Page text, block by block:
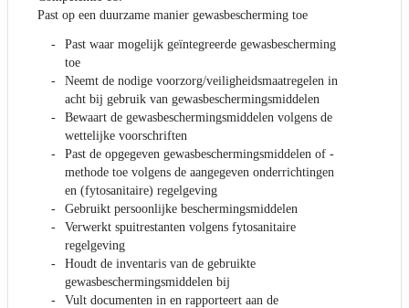
Past op een duurzame manier gewasbescherming toe
Past waar mogelijk geïntegreerde gewasbescherming
toe
Neemt de nodige voorzorg/veiligheidsmaatregelen in
acht bij gebruik van gewasbeschermingsmiddelen
Bewaart de gewasbeschermingsmiddelen volgens de
wettelijke voorschriften
Past de opgegeven gewasbeschermingsmiddelen of -
methode toe volgens de aangegeven onderrichtingen
en (fytosanitaire) regelgeving
Gebruikt persoonlijke beschermingsmiddelen
Verwerkt spuitrestanten volgens fytosanitaire
regelgeving
Houdt de inventaris van de gebruikte
gewasbeschermingsmiddelen bij
Vult documenten in en rapporteert aan de